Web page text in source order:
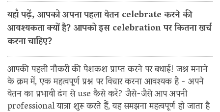
यहाँ पढ़ें, आपको अपना पहला वेतन celebrate करने की
आवश्यकता क्यों है? आपको इस celebration पर कितना खर्च
करना चाहिए?
आपकी पहली नौकरी की पेशकश प्राप्त करने पर बधाई! जश्न मनाने
के क्रम में, एक महत्वपूर्ण प्रश्न पर विचार करना आवश्यक है - अपने
वेतन का प्रभावी ढंग से use कैसे करें? जैसे-जैसे आप अपनी
professional यात्रा शुरू करते हैं, यह समझना महत्वपूर्ण हो जाता है